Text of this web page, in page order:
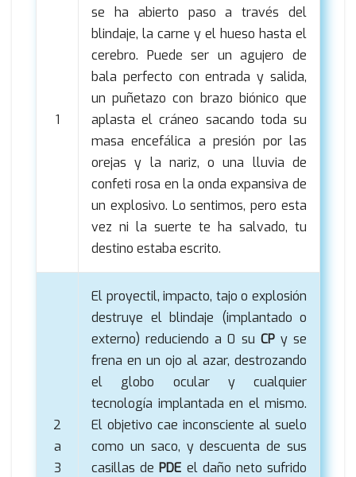
1
se ha abierto paso a través del
blindaje, la carne y el hueso hasta el
cerebro. Puede ser un agujero de
bala perfecto con entrada y salida,
un puñetazo con brazo biónico que
aplasta el cráneo sacando toda su
masa encefálica a presión por las
orejas y la nariz, o una lluvia de
confeti rosa en la onda expansiva de
un explosivo. Lo sentimos, pero esta
vez ni la suerte te ha salvado, tu
destino estaba escrito.
2
a
3
El proyectil, impacto, tajo o explosión
destruye el blindaje (implantado o
externo) reduciendo a 0 su CPy se
frena en un ojo al azar, destrozando
el globo ocular y cualquier
tecnología implantada en el mismo.
El objetivo cae inconsciente al suelo
como un saco, y descuenta de sus
casillas dePDE el daño neto sufrido